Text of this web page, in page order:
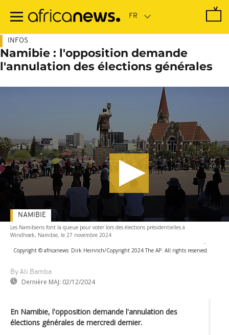
contenu
INFOS
Namibie : l'opposition demande
l'annulation des élections générales
Les Namibiens font la queue pour voter lors des élections présidentielles à
Windhoek, Namibie, le 27 novembre 2024
-
Copyright © africanews Dirk Heinrich/Copyright 2024 The AP. All rights reserved.
By Ali Bamba
Dernière MAJ: 02/12/2024
NAMIBIE
En Namibie, l'opposition demande l'annulation des
élections générales de mercredi dernier.